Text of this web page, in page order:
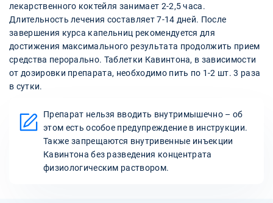
лекарственного коктейля занимает 2-2,5 часа.
Длительность лечения составляет 7-14 дней. После
завершения курса капельниц рекомендуется для
достижения максимального результата продолжить прием
средства перорально. Таблетки Кавинтона, в зависимости
от дозировки препарата, необходимо пить по 1-2 шт. 3 раза
в сутки.
Препарат нельзя вводить внутримышечно – об
этом есть особое предупреждение в инструкции.
Также запрещаются внутривенные инъекции
Кавинтона без разведения концентрата
физиологическим раствором.